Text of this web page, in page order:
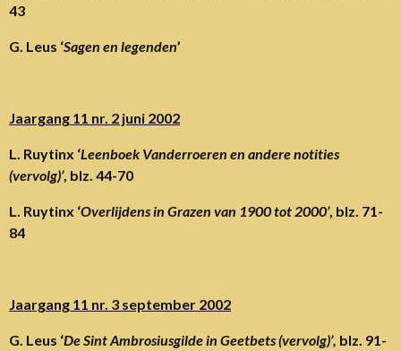
43
G. Leus ‘Sagen en legenden’
Jaargang 11 nr. 2 juni 2002
L. Ruytinx ‘Leenboek Vanderroeren en andere notities
(vervolg)’, blz. 44-70
L. Ruytinx ‘Overlijdens in Grazen van 1900 tot 2000’, blz. 71-
84
Jaargang 11 nr. 3 september 2002
G. Leus ‘De Sint Ambrosiusgilde in Geetbets (vervolg)’, blz. 91-